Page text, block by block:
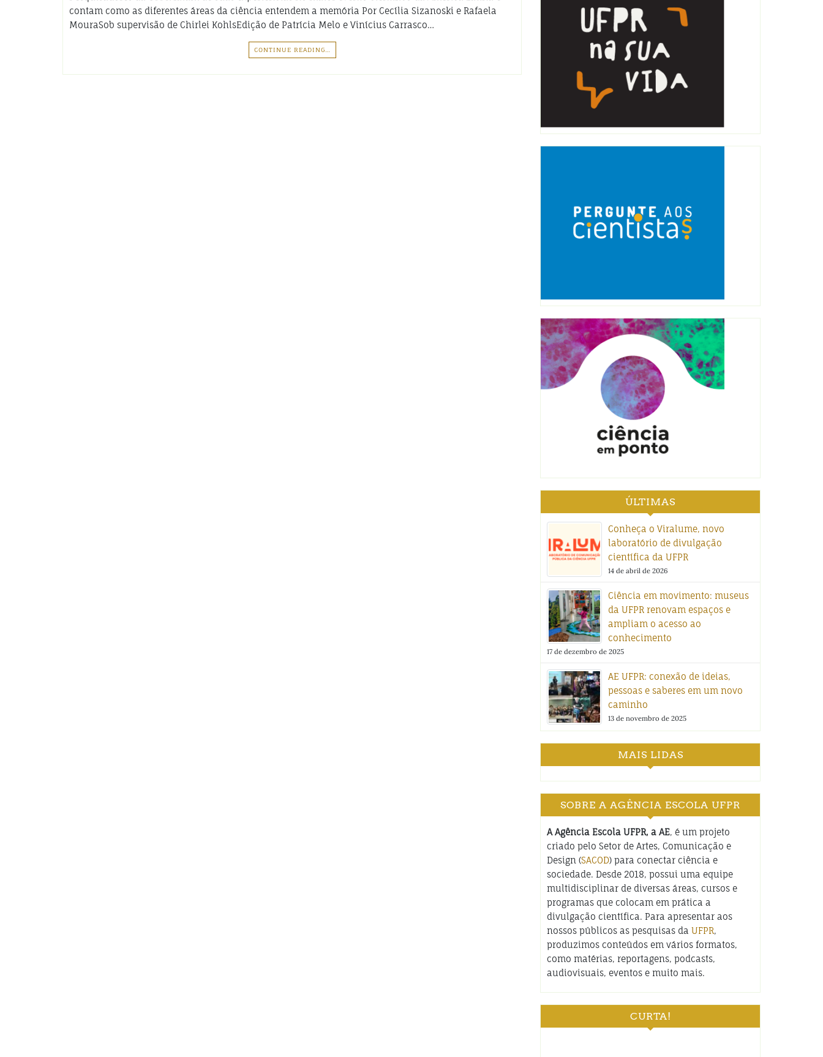
contam como as diferentes áreas da ciência entendem a memória Por Cecília Sizanoski e Rafaela
MouraSob supervisão de Chirlei KohlsEdição de Patrícia Melo e Vinícius Carrasco…
CONTINUE READING…
ÚLTIMAS
Conheça o Viralume, novo
laboratório de divulgação
científica da UFPR
14 de abril de 2026
Ciência em movimento: museus
da UFPR renovam espaços e
ampliam o acesso ao
conhecimento
17 de dezembro de 2025
AE UFPR: conexão de ideias,
pessoas e saberes em um novo
caminho
13 de novembro de 2025
MAIS LIDAS
SOBRE A AGÊNCIA ESCOLA UFPR
A Agência Escola UFPR, a AE, é um projeto
criado pelo Setor de Artes, Comunicação e
Design (SACOD) para conectar ciência e
sociedade. Desde 2018, possui uma equipe
multidisciplinar de diversas áreas, cursos e
programas que colocam em prática a
divulgação científica. Para apresentar aos
nossos públicos as pesquisas da UFPR,
produzimos conteúdos em vários formatos,
como matérias, reportagens, podcasts,
audiovisuais, eventos e muito mais.
CURTA!